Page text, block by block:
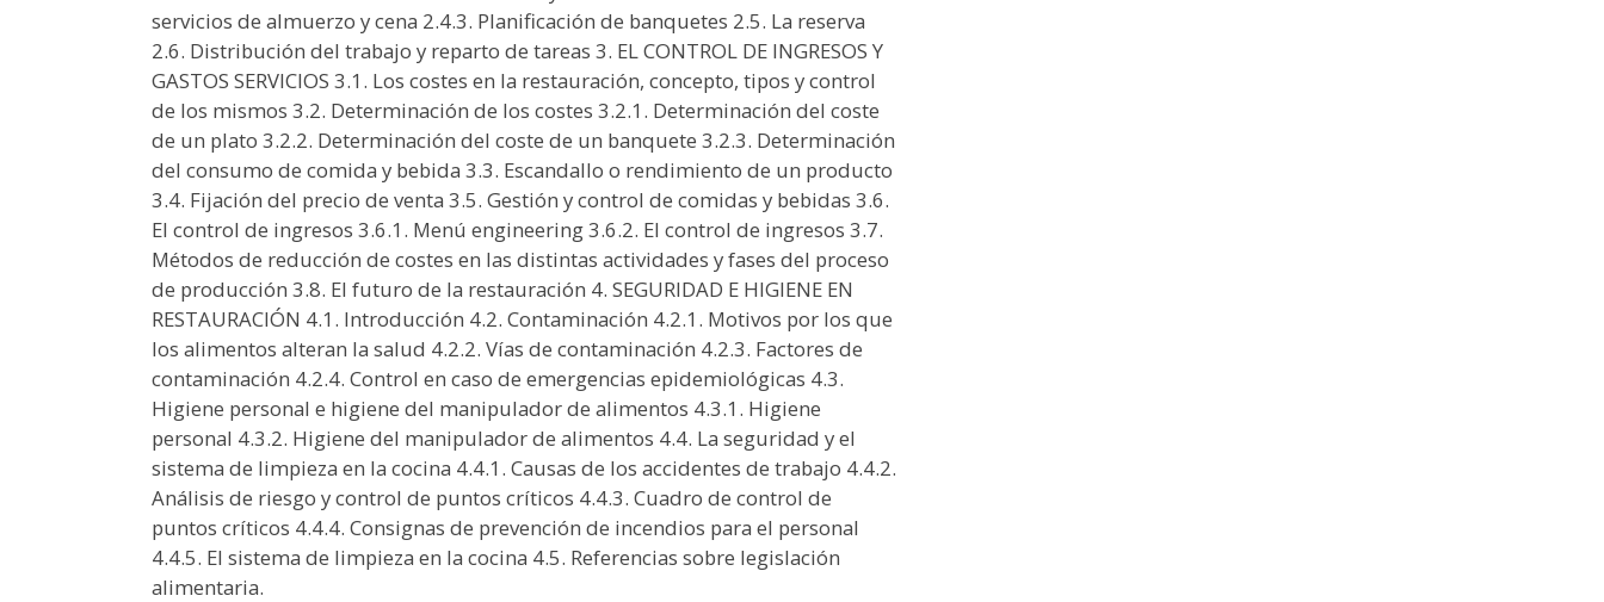
servicios de almuerzo y cena 2.4.3. Planificación de banquetes 2.5. La reserva
2.6. Distribución del trabajo y reparto de tareas 3. EL CONTROL DE INGRESOS Y
GASTOS SERVICIOS 3.1. Los costes en la restauración, concepto, tipos y control
de los mismos 3.2. Determinación de los costes 3.2.1. Determinación del coste
de un plato 3.2.2. Determinación del coste de un banquete 3.2.3. Determinación
del consumo de comida y bebida 3.3. Escandallo o rendimiento de un producto
3.4. Fijación del precio de venta 3.5. Gestión y control de comidas y bebidas 3.6.
El control de ingresos 3.6.1. Menú engineering 3.6.2. El control de ingresos 3.7.
Métodos de reducción de costes en las distintas actividades y fases del proceso
de producción 3.8. El futuro de la restauración 4. SEGURIDAD E HIGIENE EN
RESTAURACIÓN 4.1. Introducción 4.2. Contaminación 4.2.1. Motivos por los que
los alimentos alteran la salud 4.2.2. Vías de contaminación 4.2.3. Factores de
contaminación 4.2.4. Control en caso de emergencias epidemiológicas 4.3.
Higiene personal e higiene del manipulador de alimentos 4.3.1. Higiene
personal 4.3.2. Higiene del manipulador de alimentos 4.4. La seguridad y el
sistema de limpieza en la cocina 4.4.1. Causas de los accidentes de trabajo 4.4.2.
Análisis de riesgo y control de puntos críticos 4.4.3. Cuadro de control de
puntos críticos 4.4.4. Consignas de prevención de incendios para el personal
4.4.5. El sistema de limpieza en la cocina 4.5. Referencias sobre legislación
alimentaria.